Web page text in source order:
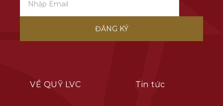
VỀ QUỸ LVC Tin tức